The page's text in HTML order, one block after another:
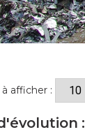
afficher :
: